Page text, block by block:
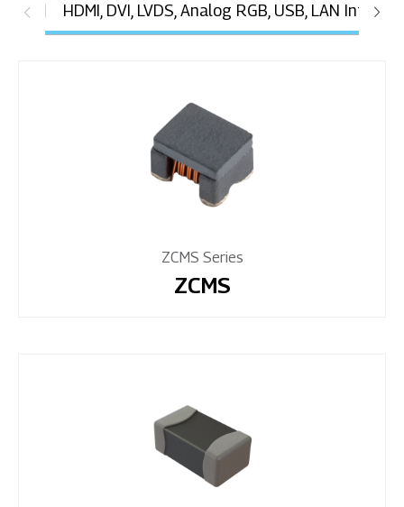
HDMI, DVI, LVDS, Analog RGB, USB, LAN
ZCMS Series
ZCMS